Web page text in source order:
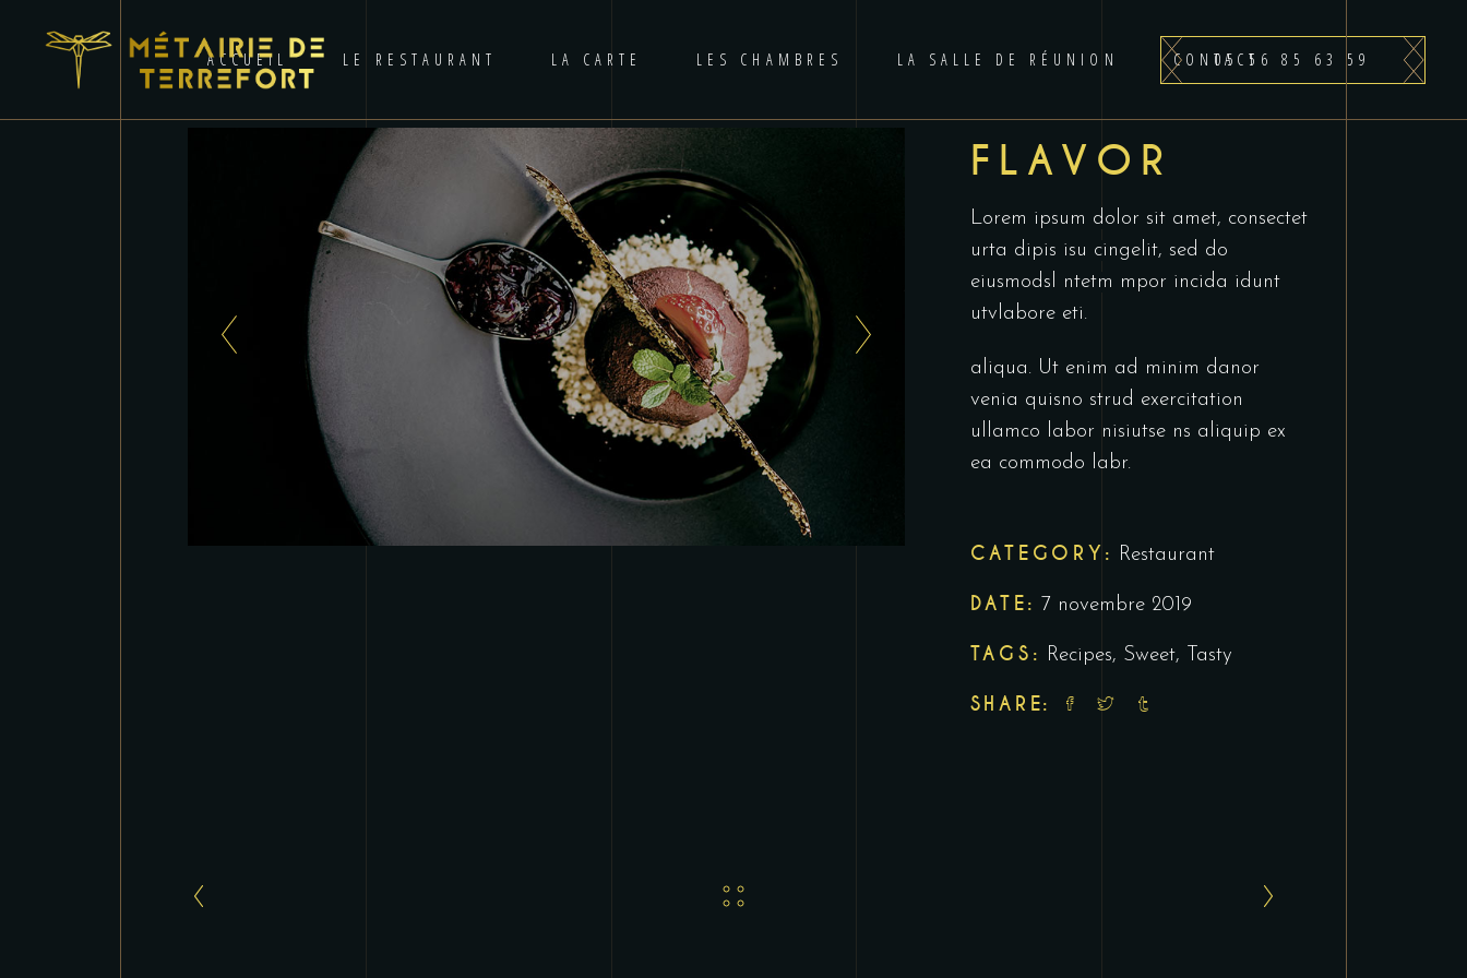
ACCUEIL LE RESTAURANT LA CARTE LES CHAMBRES LA SALLE DE RÉUNION CONTACT05 56 85 63 59
FLAVOR
Lorem ipsum dolor sit amet, consectet
urta dipis isu cingelit, sed do
eiusmodsl ntetm mpor incida idunt
utvlabore eti.
aliqua. Ut enim ad minim danor
venia quisno strud exercitation
ullamco labor nisiutse ns aliquip ex
ea commodo labr.
CATEGORY: Restaurant
DATE: 7 novembre 2019
TAGS: Recipes, Sweet, Tasty
SHARE: